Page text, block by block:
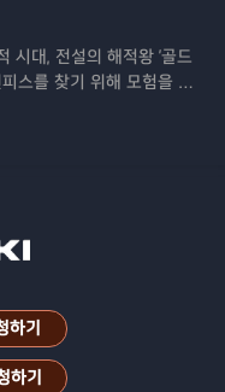
시대, 전설의 해적왕 '골드
스를 찾기 위해 모험을 떠
하기
하기